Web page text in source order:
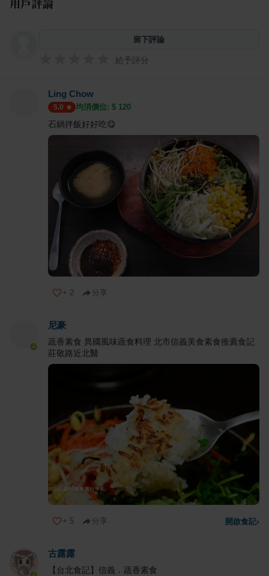
留下評論
給予評分
Ling Chow
5.0 均消價位: $ 120
石鍋拌飯好好吃😋
+ 2 分享
尼豪
蔬香素食 異國風味蔬食料理 北市信義美食素食推薦食記
莊敬路近北醫
+ 5 分享 開啟食記›
古露露
【台北食記】信義．蔬香素食